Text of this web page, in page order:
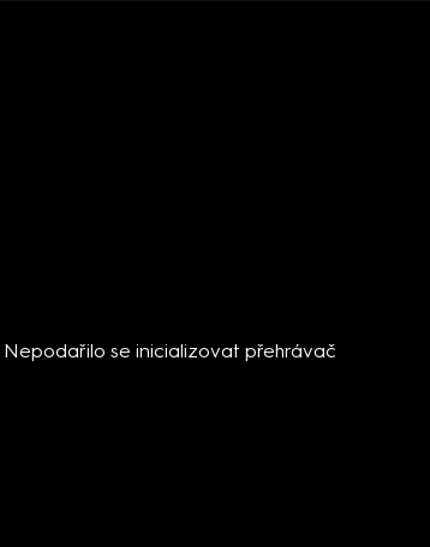
Nepodařilo se inicializovat přehrávač